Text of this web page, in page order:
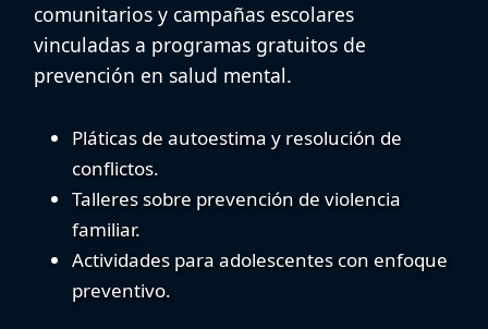
comunitarios y campañas escolares
vinculadas a programas gratuitos de
prevención en salud mental.
Pláticas de autoestima y resolución de
conflictos.
Talleres sobre prevención de violencia
familiar.
Actividades para adolescentes con enfoque
preventivo.